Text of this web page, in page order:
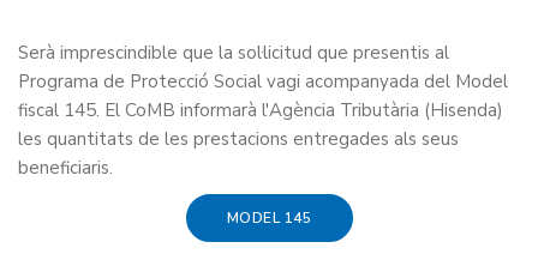
Serà imprescindible que la sol·licitud que presentis al
Programa de Protecció Social vagi acompanyada del Model
fiscal 145. El CoMB informarà l'Agència Tributària (Hisenda)
les quantitats de les prestacions entregades als seus
beneficiaris.
MODEL 145